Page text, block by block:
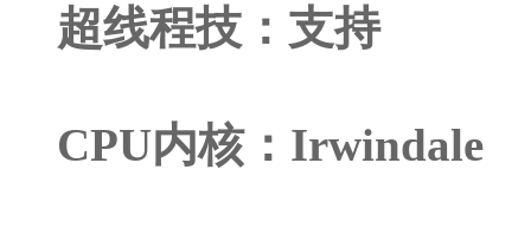
超线程技：支持
CPU内核：Irwindale